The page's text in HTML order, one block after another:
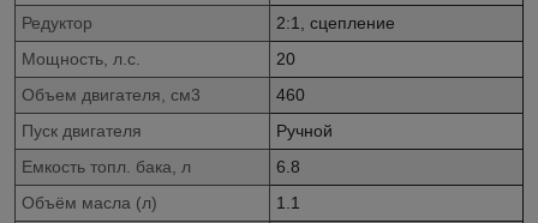
Редуктор
2:1, сцепление
Мощность, л.с.
20
Объем двигателя, см3
460
Пуск двигателя
Ручной
Емкость топл. бака, л
6.8
Объём масла (л)
1.1